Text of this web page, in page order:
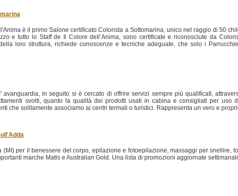
è il primo Salone certificato Colorista a Sottomarina, unico nel raggio di 50
e tutto lo Staff de Il Colore dell’Anima, sono certificate e riconosciute da
loro struttura, richiede conoscenze e tecniche adeguate, che solo i
in seguito si è cercato di offrire servizi sempre più qualificati,
svolti, quanto la qualità dei prodotti usati in cabina e consigliati per uso
che solitamente associamo ai centri termali o turistici. Rappresenta un vero e
(MI) per il benessere del corpo, epilazione e fotoepilazione, massaggi per snellire,
marche Matis e Australian Gold. Una lista di promozioni aggiornate